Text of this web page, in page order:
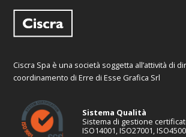
Ciscra Spa è una società soggetta all’attività di
coordinamento di Erre di Esse Grafica Srl
Sistema Qualità
Sistema di gestione
ISO14001, ISO27001,